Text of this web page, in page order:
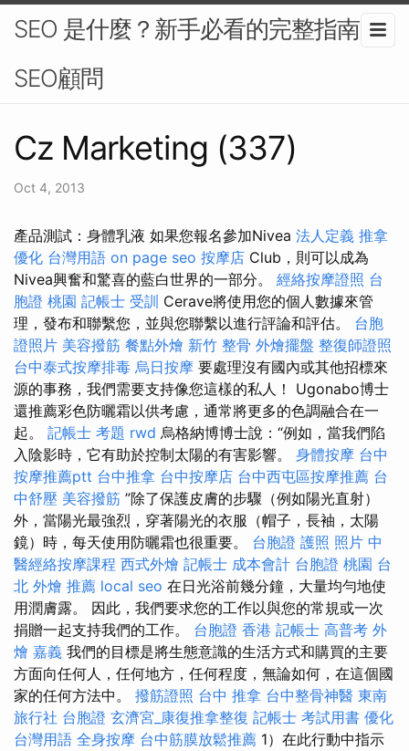
SEO 是什麼？新手必看的完整指南-
SEO顧問
Cz Marketing (337)
Oct 4, 2013
產品測試：身體乳液 如果您報名參加Nivea 法人定義 推拿
優化 台灣用語 on page seo 按摩店 Club，則可以成為
Nivea興奮和驚喜的藍白世界的一部分。 經絡按摩證照 台
胞證 桃園 記帳士 受訓 Cerave將使用您的個人數據來管
理，發布和聯繫您，並與您聯繫以進行評論和評估。 台胞
證照片 美容撥筋 餐點外燴 新竹 整骨 外燴擺盤 整復師證照
台中泰式按摩排毒 烏日按摩 要處理沒有國內或其他招標來
源的事務，我們需要支持像您這樣的私人！ Ugonabo博士
還推薦彩色防曬霜以供考慮，通常將更多的色調融合在一
起。 記帳士 考題 rwd 烏格納博博士說：“例如，當我們陷
入陰影時，它有助於控制太陽的有害影響。 身體按摩 台中
按摩推薦ptt 台中推拿 台中按摩店 台中西屯區按摩推薦 台
中舒壓 美容撥筋 ”除了保護皮膚的步驟（例如陽光直射）
外，當陽光最強烈，穿著陽光的衣服（帽子，長袖，太陽
鏡）時，每天使用防曬霜也很重要。 台胞證 護照 照片 中
醫經絡按摩課程 西式外燴 記帳士 成本會計 台胞證 桃園 台
北 外燴 推薦 local seo 在日光浴前幾分鐘，大量均勻地使
用潤膚露。 因此，我們要求您的工作以與您的常規或一次
捐贈一起支持我們的工作。 台胞證 香港 記帳士 高普考 外
燴 嘉義 我們的目標是將生態意識的生活方式和購買的主要
方面向任何人，任何地方，任何程度，無論如何，在這個國
家的任何方法中。 撥筋證照 台中 推拿 台中整骨神醫 東南
旅行社 台胞證 玄濟宮_康復推拿整復 記帳士 考試用書 優化
台灣用語 全身按摩 台中筋膜放鬆推薦 1）在此行動中指示